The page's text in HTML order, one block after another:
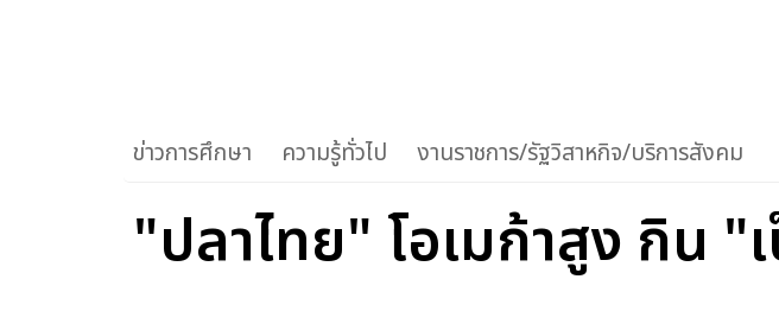
ข่าวการศึกษา ความรู้ทั่วไป งานราชการ/รัฐวิสาหกิจ/บริการสังคม
"ปลาไทย" โอเมก้าสูง กิน